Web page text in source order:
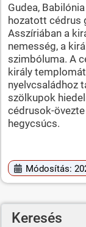
Gudea,
hozatott cédrus
Asszíriában a
nemesség, a
szimbóluma. A
király
nyelvcsaládhoz
szölkupok
cédrusok-
hegycsúcs.
Módosítás:
Keresés